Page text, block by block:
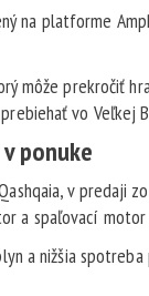
na platforme
môže prekročiť
vo
ponuke
v predaji
a spaľovací
a nižšia